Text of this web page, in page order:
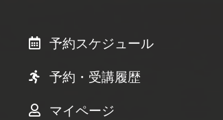
予約スケジュール
予約・受講履歴
マイページ